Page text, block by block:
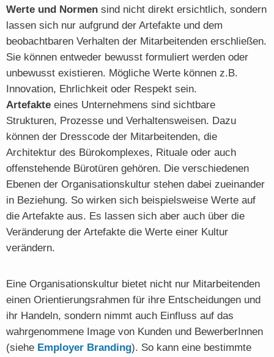
Werte und Normen sind nicht direkt ersichtlich, sondern
lassen sich nur aufgrund der Artefakte und dem
beobachtbaren Verhalten der Mitarbeitenden erschließen.
Sie können entweder bewusst formuliert werden oder
unbewusst existieren. Mögliche Werte können z.B.
Innovation, Ehrlichkeit oder Respekt sein.
Artefakte eines Unternehmens sind sichtbare
Strukturen, Prozesse und Verhaltensweisen. Dazu
können der Dresscode der Mitarbeitenden, die
Architektur des Bürokomplexes, Rituale oder auch
offenstehende Bürotüren gehören. Die verschiedenen
Ebenen der Organisationskultur stehen dabei zueinander
in Beziehung. So wirken sich beispielsweise Werte auf
die Artefakte aus. Es lassen sich aber auch über die
Veränderung der Artefakte die Werte einer Kultur
verändern.
Eine Organisationskultur bietet nicht nur Mitarbeitenden
einen Orientierungsrahmen für ihre Entscheidungen und
ihr Handeln, sondern nimmt auch Einfluss auf das
wahrgenommene Image von Kunden und BewerberInnen
(siehe Employer Branding). So kann eine bestimmte